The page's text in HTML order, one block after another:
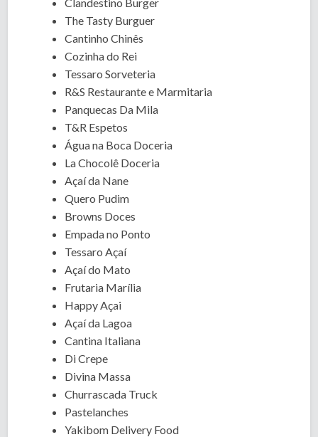
The Tasty Burguer
Cantinho Chinês
Cozinha do Rei
Tessaro Sorveteria
R&S Restaurante e Marmitaria
Panquecas Da Mila
T&R Espetos
Água na Boca Doceria
La Chocolê Doceria
Açaí da Nane
Quero Pudim
Browns Doces
Empada no Ponto
Tessaro Açaí
Açaí do Mato
Frutaria Marília
Happy Açai
Açaí da Lagoa
Cantina Italiana
Di Crepe
Divina Massa
Churrascada Truck
Pastelanches
Yakibom Delivery Food